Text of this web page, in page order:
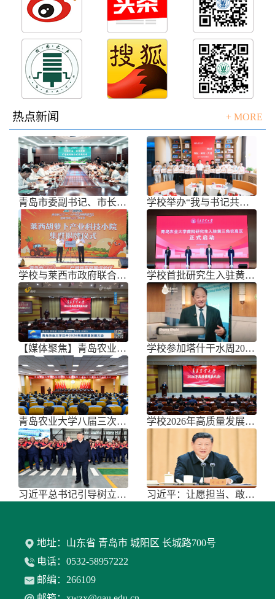
热点新闻 + MORE
青岛市委副书记、市长任刚来校调研 学校举办“我与书记共话成长”师生面
学校与莱西市政府联合举办青岛市胡萝 学校首批研究生入驻黄三角农高区
【媒体聚焦】青岛农业大学召开202 学校参加塔什干水周2026国际论坛
青岛农业大学八届三次双代会胜利召开 学校2026年高质量发展大会召开
习近平总书记引导树立和践行正确政绩 习近平：让愿担当、敢担当、善担当蔚
地址：山东省 青岛市 城阳区 长城路700号
电话：0532-58957222
邮编：266109